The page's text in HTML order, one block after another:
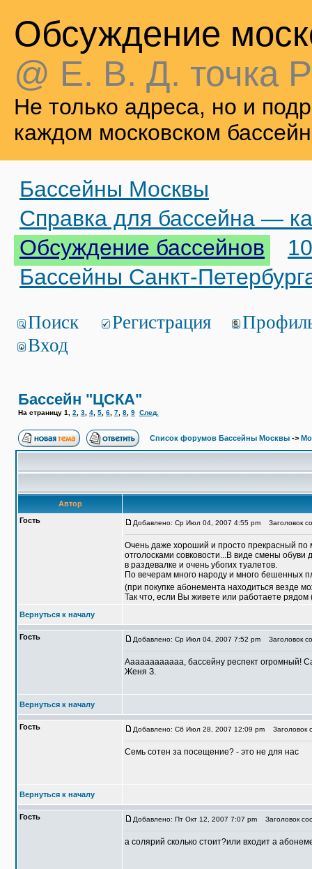
Обсуждение
@ Е. В. Д. точка
Не только адреса, но и
каждом московском
Бассейны Москвы
Справка для бассейна —
Обсуждение бассейнов
Бассейны Санкт-
Поиск Регистрация
Вход
Бассейн "ЦСКА"
На страницу 1 2 3 4 5 6 7 8 9 След.
Список форумов Бассейны Москвы ->
Автор
Гость
Добавлено: Ср Июл 04, 2007 4:55 pm Заголовок
Очень даже хороший и просто прекрасный по
отголосками совковости...В виде смены
в раздевалке и очень убогих туалетов.
По вечерам много народу и много бешенных
(при покупке абонемента находиться везде
Так что, если Вы живете или работаете
Вернуться к началу
Гость Добавлено: Ср Июл 04, 2007 7:52 pm Заголовок
Аааааааааааа, бассейну респект огромный!
Женя З.
Вернуться к началу
Гость Добавлено: Сб Июл 28, 2007 12:09 pm Заголовок
Семь сотен за посещение? - это не для нас
Вернуться к началу
Гость Добавлено: Пт Окт 12, 2007 7:07 pm Заголовок
а солярий сколько стоит?или входит а